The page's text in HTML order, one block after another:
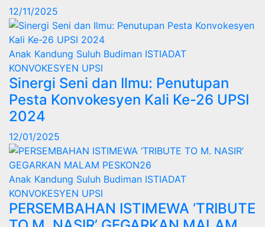
12/11/2025
Anak Kandung Suluh Budiman ISTIADAT
KONVOKESYEN UPSI
Sinergi Seni dan Ilmu: Penutupan
Pesta Konvokesyen Kali Ke-26 UPSI
2024
12/01/2025
Anak Kandung Suluh Budiman ISTIADAT
KONVOKESYEN UPSI
PERSEMBAHAN ISTIMEWA ‘TRIBUTE